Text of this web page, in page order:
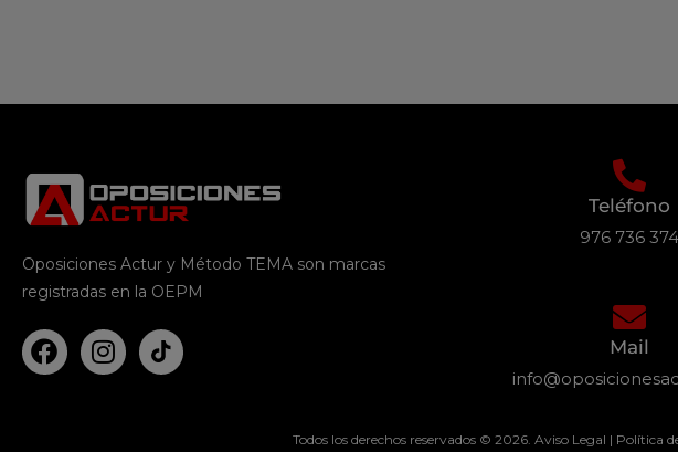
Oposiciones Actur y Método TEMA son marcas
registradas en la OEPM
Teléfono
976 736 374
Mail
Todos los derechos reservados © 2026. Aviso Legal | Política